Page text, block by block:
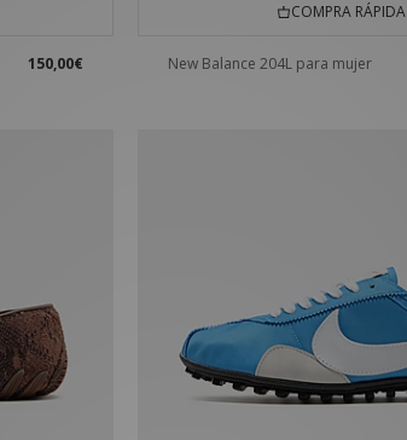
150,00€
COMPRA RÁPIDA
New Balance 204L para mujer